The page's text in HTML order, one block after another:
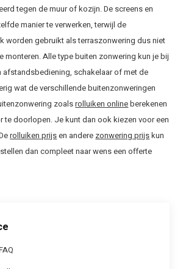
tegen de muur of kozijn. De screens en
manier te verwerken, terwijl de
worden gebruikt als terraszonwering dus niet
monteren. Alle type buiten zonwering kun je bij
afstandsbediening, schakelaar of met de
wat de verschillende buitenzonweringen
zoalsrolluiken onlineberekenen
te doorlopen. Je kunt dan ook kiezen voor een
rolluiken prijsen andere zonwering prijskun
dan compleet naar wens een offerte